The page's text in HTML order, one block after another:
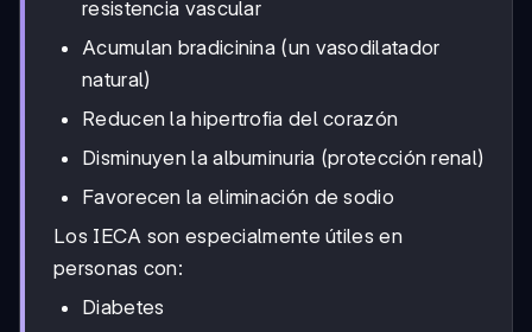
resistencia vascular
Acumulan bradicinina (un vasodilatador
natural)
Reducen la hipertrofia del corazón
Disminuyen la albuminuria (protección renal)
Favorecen la eliminación de sodio
Los IECA son especialmente útiles en
personas con:
Diabetes